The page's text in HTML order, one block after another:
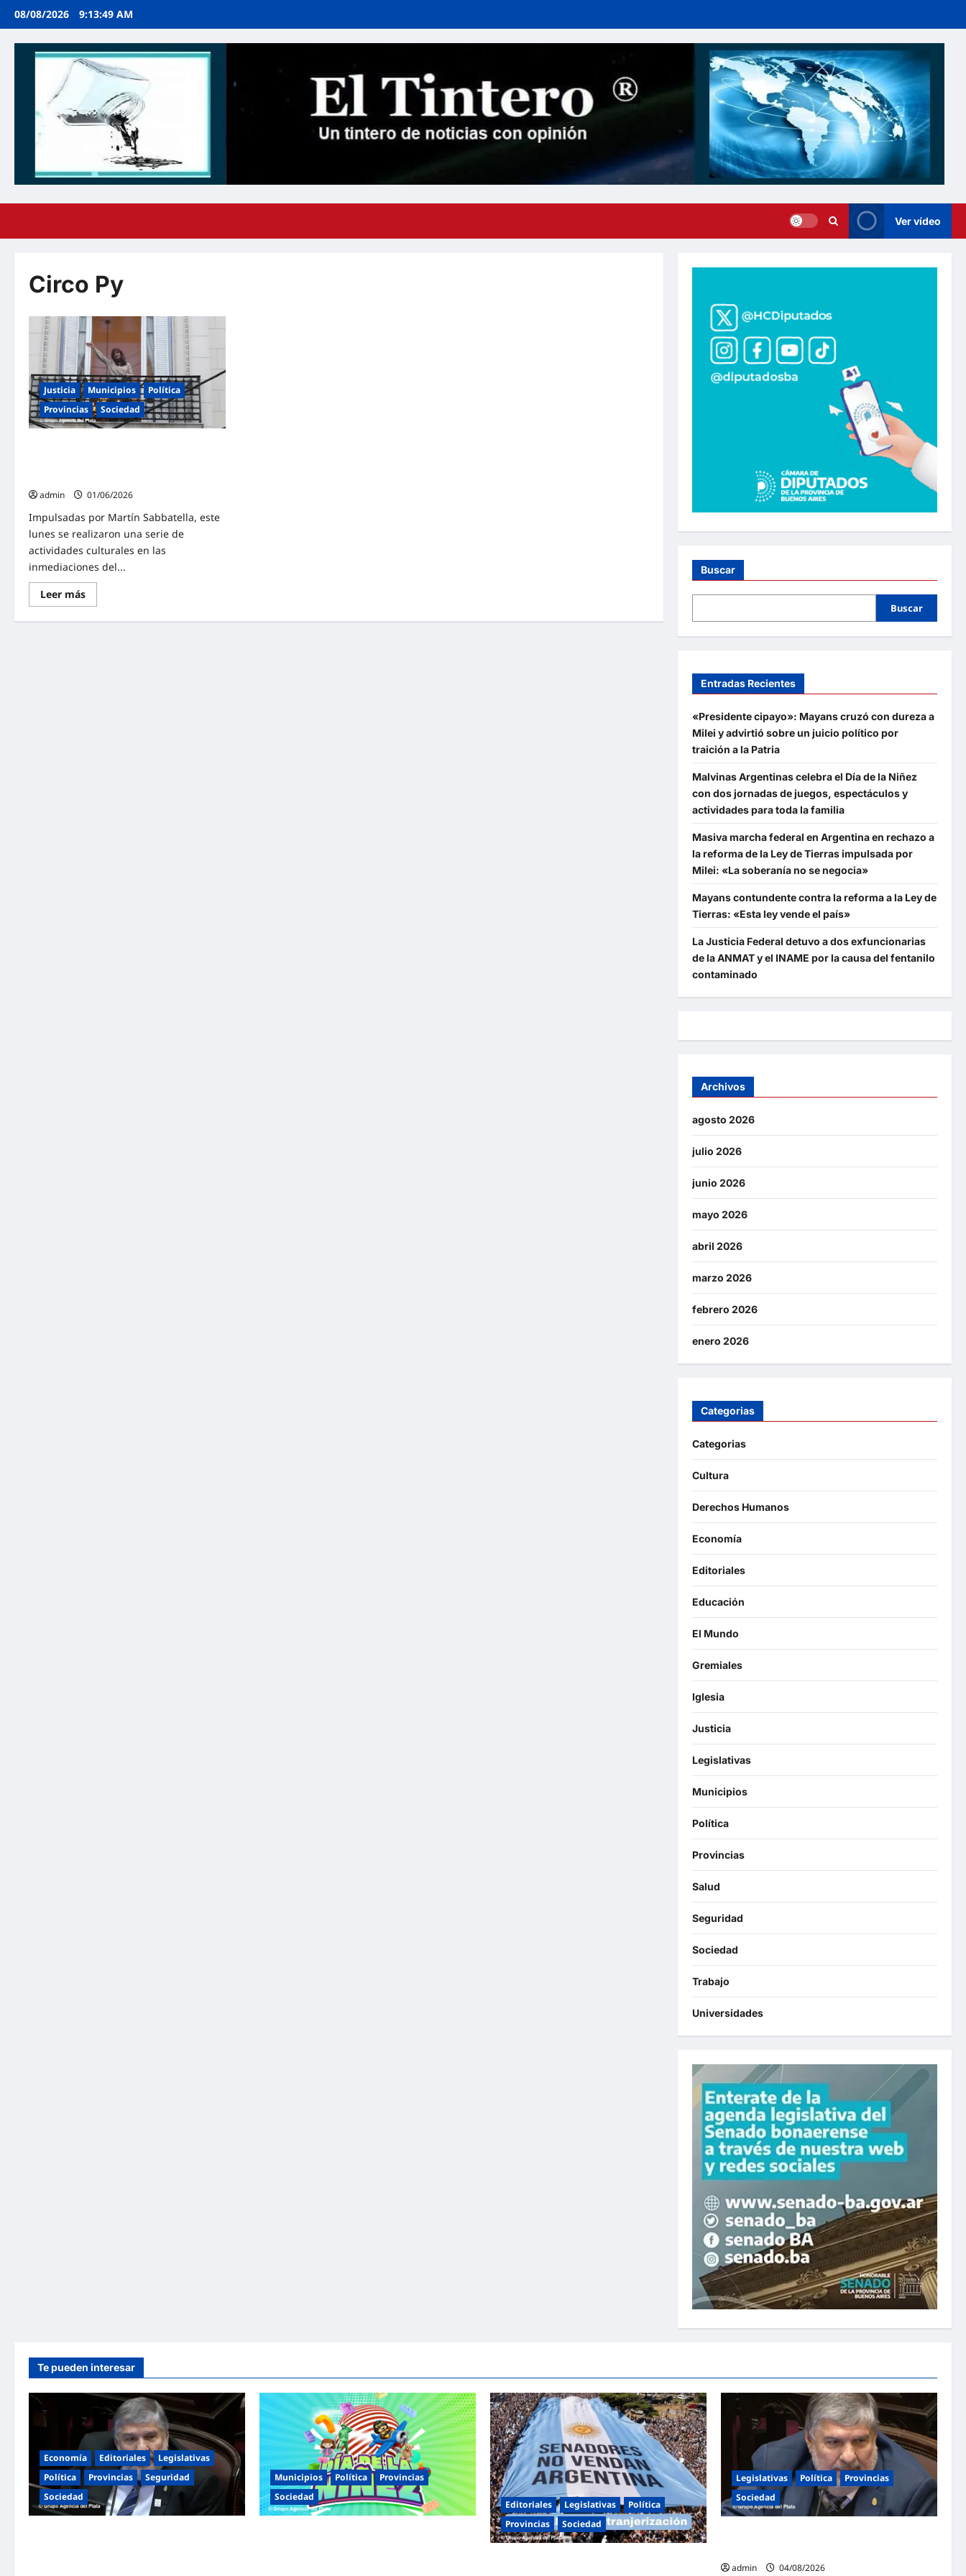
contenido
08/08/2026 9:13:51 AM
Ver vídeo
Circo Py
Justicia Municipios
Política
Provincias
Sociedad
admin
01/06/2026
Impulsadas por Martín Sabbatella, este
lunes se realizaron una serie de
actividades culturales en las
inmediaciones del...
Leer másLee
más
De
Buscar
Buscar
Entradas Recientes
«Presidente cipayo»: Mayans cruzó con dureza a
Milei y advirtió sobre un juicio político por
traición a la Patria
Malvinas Argentinas celebra el Día de la Niñez
con dos jornadas de juegos, espectáculos y
actividades para toda la familia
Masiva marcha federal en Argentina en rechazo a
la reforma de la Ley de Tierras impulsada por
Milei: «La soberanía no se negocia»
Mayans contundente contra la reforma a la Ley de
Tierras: «Esta ley vende el país»
La Justicia Federal detuvo a dos exfuncionarias
de la ANMAT y el INAME por la causa del fentanilo
contaminado
Archivos
agosto 2026
julio 2026
junio 2026
mayo 2026
abril 2026
marzo 2026
febrero 2026
enero 2026
Categorias
Categorias
Cultura
Derechos Humanos
Economía
Editoriales
Educación
El Mundo
Gremiales
Iglesia
Justicia
Legislativas
Municipios
Política
Provincias
Salud
Seguridad
Sociedad
Trabajo
Universidades
Te pueden interesar
Economía Editoriales
Legislativas
Política
Provincias
Seguridad
Sociedad
Municipios Política
Provincias
Sociedad
Editoriales Legislativas
Política
Provincias
Sociedad
Legislativas Política
Provincias
Sociedad
admin
04/08/2026